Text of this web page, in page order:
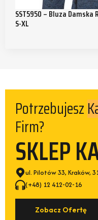
SST5950 – Bluza
S-XL
Potrzebujesz
Firm?
SKLEP
ul. Pilotów 33, Kraków,
(+48) 12 412-02-16
Zobacz Ofertę